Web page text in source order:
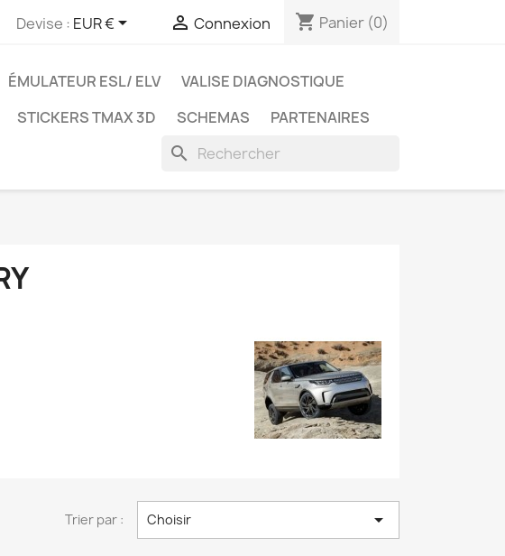
Devise : EUR €  Connexion shopping_cart Panier (0)
ÉMULATEUR ESL/ ELV
VALISE DIAGNOSTIQUE
STICKERS TMAX 3D SCHEMAS PARTENAIRES
search
Trier par : Choisir 